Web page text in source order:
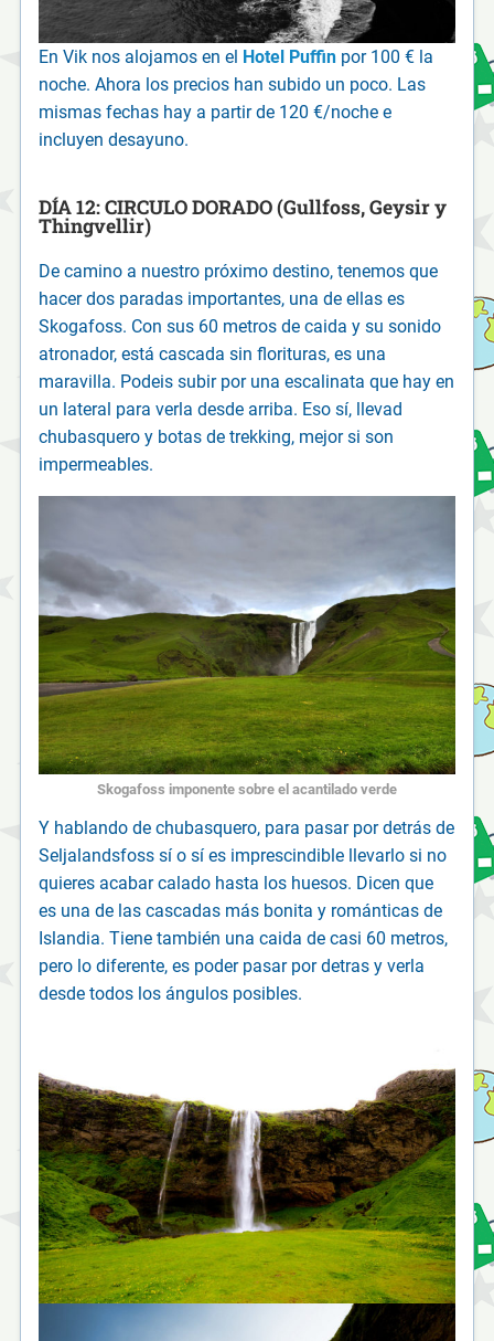
En Vik nos alojamos en el Hotel Puffin por 100 € la
noche. Ahora los precios han subido un poco. Las
mismas fechas hay a partir de 120 €/noche e
incluyen desayuno.
DÍA 12: CIRCULO DORADO (Gullfoss, Geysir y
Thingvellir)
De camino a nuestro próximo destino, tenemos que
hacer dos paradas importantes, una de ellas es
Skogafoss. Con sus 60 metros de caida y su sonido
atronador, está cascada sin florituras, es una
maravilla. Podeis subir por una escalinata que hay en
un lateral para verla desde arriba. Eso sí, llevad
chubasquero y botas de trekking, mejor si son
impermeables.
Skogafoss imponente sobre el acantilado verde
Y hablando de chubasquero, para pasar por detrás de
Seljalandsfoss sí o sí es imprescindible llevarlo si no
quieres acabar calado hasta los huesos. Dicen que
es una de las cascadas más bonita y románticas de
Islandia. Tiene también una caida de casi 60 metros,
pero lo diferente, es poder pasar por detras y verla
desde todos los ángulos posibles.